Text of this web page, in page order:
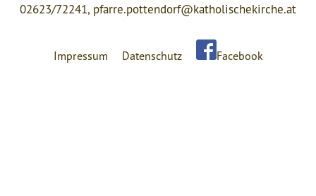
02623/72241, pfarre.pottendorf@katholischekirche.at
Impressum Datenschutz Facebook